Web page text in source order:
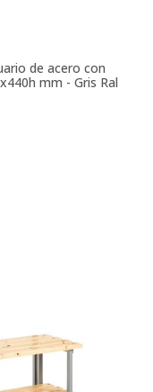
de acero con
mm - Gris Ral